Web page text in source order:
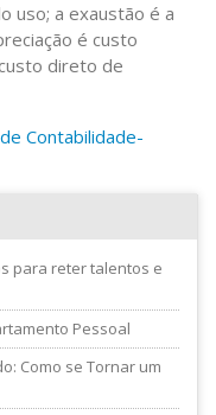
uso; a exaustão é a
é custo
direto de
Contabilidade-
para reter talentos e
Pessoal
Como se Tornar um